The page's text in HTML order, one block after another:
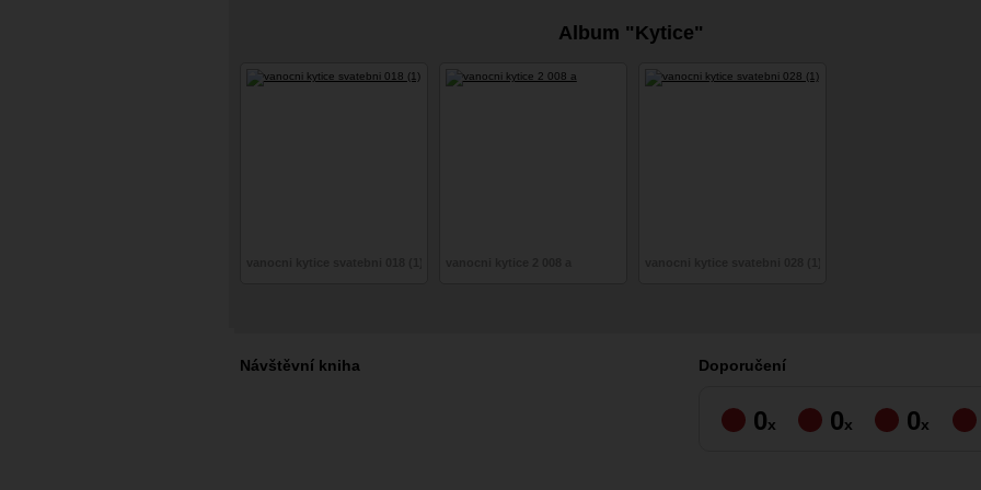
Album "Kytice"
Návštěvní kniha Doporučení
0x 0x 0x